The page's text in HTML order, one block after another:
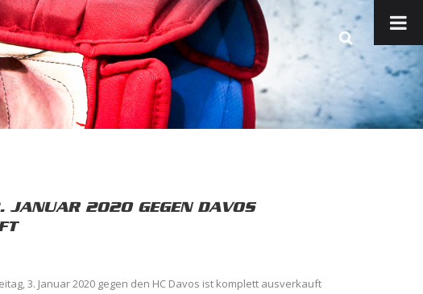
JANUAR 2020 GEGEN DAVOS
3. Januar 2020 gegen den HC Davos ist komplett ausverkauft